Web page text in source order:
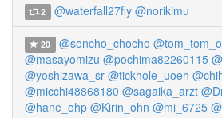
2 @waterfall27fly @norikimu
20 @soncho_chocho
@masayomizu @pochima82260115
@yoshizawa_sr @tickhole_uoeh
@micchi48868180 @sagaika_arzt
@hane_ohp @Kirin_ohn @mi_6725